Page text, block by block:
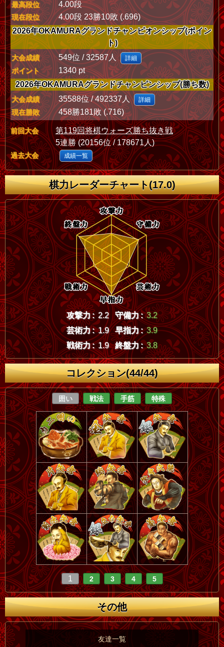
最高段位 4.00段
現在段位
4.00段 23勝10敗 (.696)
2026年OKAMURAグランドチャンピオンシップ(ポイン
ト)
大会成績 549位 / 32587人 詳細
ポイント
1340 pt
2026年OKAMURAグランドチャンピンシップ(勝ち数)
大会成績 35588位 / 492337人 詳細
現在勝敗 458勝181敗 (.716)
前回大会
第119回将棋ウォーズ勝ち抜き戦
5連勝 (20156位 / 178671人)
過去大会 成績一覧
棋力レーダーチャート(17.0)
攻撃力 : 2.2 守備力 : 3.2
芸術力 : 1.9 早指力 : 3.9
戦術力 : 1.9 終盤力 : 3.8
コレクション(44/44)
囲い 戦法 手筋 特殊
1 2 3 4 5
その他
友達一覧